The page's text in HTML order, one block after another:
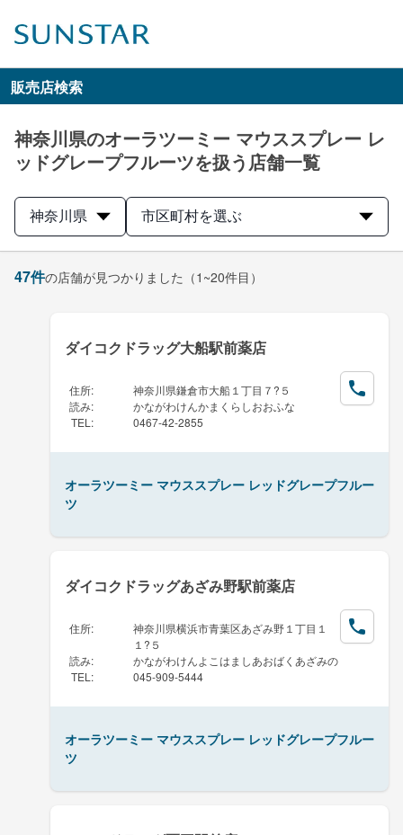
販売店検索
神奈川県のオーラツーミー マウススプレー レ
ッドグレープフルーツを扱う店舗一覧
神奈川県 市区町村を選ぶ
47件の店舗が見つかりました （1~20件目）
ダイコクドラッグ大船駅前薬店
住所:
神奈川県鎌倉市大船１丁目７?５
読み:
かながわけんかまくらしおおふな
TEL : 0467-42-2855
オーラツーミー マウススプレー レッドグレープフルー
ツ
ダイコクドラッグあざみ野駅前薬店
住所:
神奈川県横浜市青葉区あざみ野１丁目１
１?５
読み:
かながわけんよこはましあおばくあざみの
TEL : 045-909-5444
オーラツーミー マウススプレー レッドグレープフルー
ツ